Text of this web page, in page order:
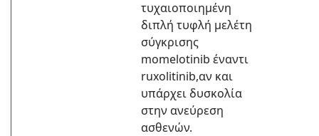
τυχαιοποιημένη
διπλή τυφλή μελέτη
σύγκρισης
momelotinib έναντι
ruxolitinib,αν και
υπάρχει δυσκολία
στην ανεύρεση
ασθενών.